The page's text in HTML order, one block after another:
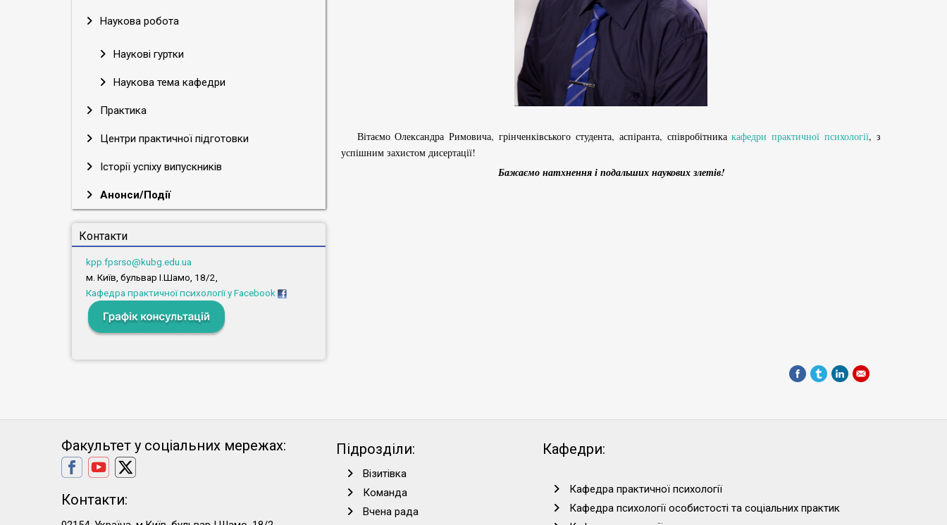
Наукова робота
Наукові гуртки
Наукова тема кафедри
Практика
Центри практичної підготовки
Історії успіху випускників
Анонси/Події
Контакти
kpp.fpsrso@kubg.edu.ua
м. Київ, бульвар І.Шамо, 18/2,
Кафедра практичної психології у Facebook
Вітаємо Олександра Римовича, грінченківського студента, аспіранта, співробітникакафедри практичної психології, з
успішним захистом дисертації!
Бажаємо натхнення і подальших наукових злетів!
Факультет у соціальних мережах:
Контакти:
Підрозділи:
Візитівка
Команда
Вчена рада
Кафедри:
Кафедра практичної психології
Кафедра психології особистості та соціальних практик